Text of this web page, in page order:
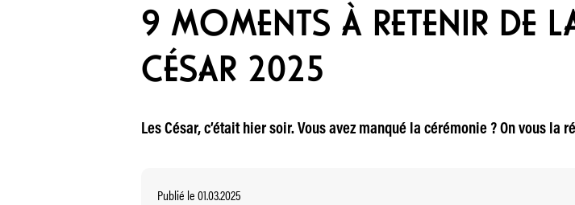
9 MOMENTS À RETENIR DE
CÉSAR 2025
Les César, c’était hier soir. Vous avez manqué la cérémonie ? On vous la
Publié le 01.03.2025